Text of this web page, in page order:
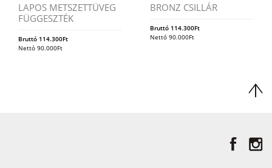
LAPOS METSZETTÜVEG
FÜGGESZTÉK
Bruttó 114.300Ft
Nettó 90.000Ft
BRONZ CSILLÁR
Bruttó 114.300Ft
Nettó90.000Ft